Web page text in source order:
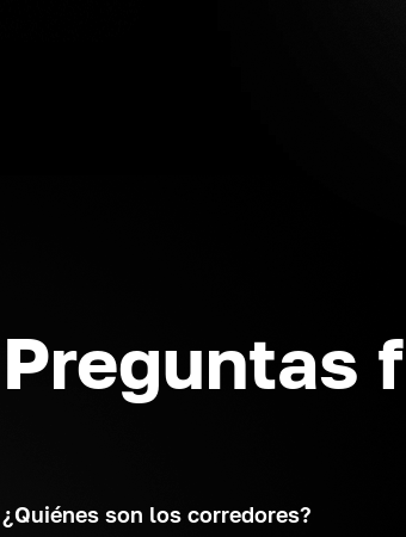
Preguntas
¿Quiénes son los corredores?